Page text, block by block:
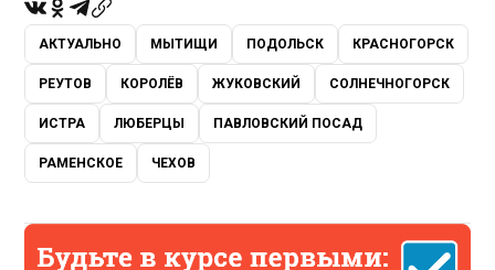
АКТУАЛЬНО МЫТИЩИ ПОДОЛЬСК КРАСНОГОРСК
РЕУТОВ КОРОЛЁВ ЖУКОВСКИЙ СОЛНЕЧНОГОРСК
ИСТРА ЛЮБЕРЦЫ ПАВЛОВСКИЙ ПОСАД
РАМЕНСКОЕ ЧЕХОВ